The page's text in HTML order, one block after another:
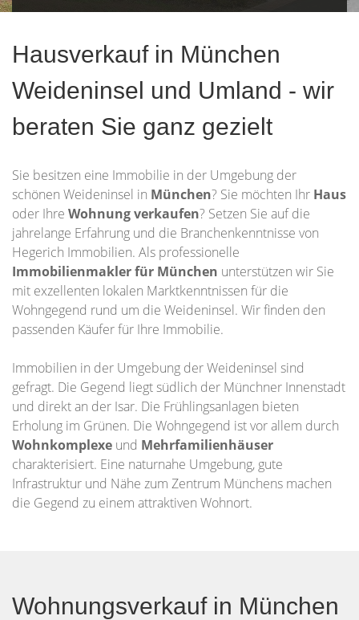
Hausverkauf in München
Weideninsel und Umland - wir
beraten Sie ganz gezielt
Sie besitzen eine Immobilie in der Umgebung der
schönen Weideninsel in München? Sie möchten Ihr Haus
oder Ihre Wohnungverkaufen? Setzen Sie auf die
jahrelange Erfahrung und die Branchenkenntnisse von
Hegerich Immobilien. Als professionelle
Immobilienmakler für München unterstützen wir Sie
mit exzellenten lokalen Marktkenntnissen für die
Wohngegend rund um die Weideninsel. Wir finden den
passenden Käufer für Ihre Immobilie.
Immobilien in der Umgebung der Weideninsel sind
gefragt. Die Gegend liegt südlich der Münchner Innenstadt
und direkt an der Isar. Die Frühlingsanlagen bieten
Erholung im Grünen. Die Wohngegend ist vor allem durch
Wohnkomplexe und Mehrfamilienhäuser
charakterisiert. Eine naturnahe Umgebung, gute
Infrastruktur und Nähe zum Zentrum Münchens machen
die Gegend zu einem attraktiven Wohnort.
Wohnungsverkauf in München